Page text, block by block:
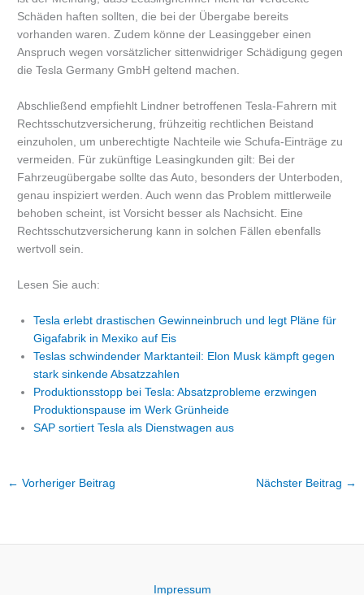
Schäden haften sollten, die bei der Übergabe bereits
vorhanden waren. Zudem könne der Leasinggeber einen
Anspruch wegen vorsätzlicher sittenwidriger Schädigung gegen
die Tesla Germany GmbH geltend machen.
Abschließend empfiehlt Lindner betroffenen Tesla-Fahrern mit
Rechtsschutzversicherung, frühzeitig rechtlichen Beistand
einzuholen, um unberechtigte Nachteile wie Schufa-Einträge zu
vermeiden. Für zukünftige Leasingkunden gilt: Bei der
Fahrzeugübergabe sollte das Auto, besonders der Unterboden,
genau inspiziert werden. Auch wenn das Problem mittlerweile
behoben scheint, ist Vorsicht besser als Nachsicht. Eine
Rechtsschutzversicherung kann in solchen Fällen ebenfalls
wertvoll sein.
Lesen Sie auch:
Tesla erlebt drastischen Gewinneinbruch und legt Pläne für
Gigafabrik in Mexiko auf Eis
Teslas schwindender Marktanteil: Elon Musk kämpft gegen
stark sinkende Absatzzahlen
Produktionsstopp bei Tesla: Absatzprobleme erzwingen
Produktionspause im Werk Grünheide
SAP sortiert Tesla als Dienstwagen aus
← Vorheriger Beitrag Nächster Beitrag →
Impressum